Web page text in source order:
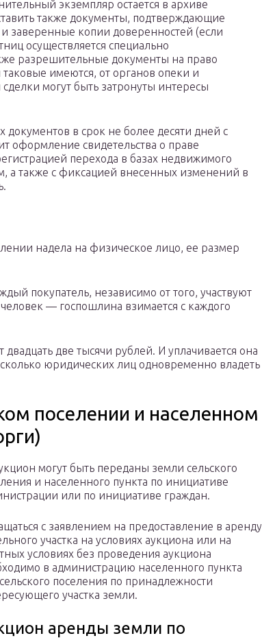
экземпляр остается в архиве
также документы, подтверждающие
заверенные копии доверенностей (если
осуществляется специально
разрешительные документы на право
таковые имеются, от органов опеки и
могут быть затронуты интересы
документов в срок не более десяти дней с
оформление свидетельства о праве
перехода в базах недвижимого
а также с фиксацией внесенных изменений в
надела на физическое лицо, ее размер
покупатель, независимо от того, участвуют
— госпошлина взимается с каждого
две тысячи рублей. И уплачивается она
юридических лиц одновременно владеть
поселении и населенном
могут быть переданы земли сельского
и населенного пункта по инициативе
или по инициативе граждан.
с заявлением на предоставление в аренду
участка на условиях аукциона или на
условиях без проведения аукциона
в администрацию населенного пункта
поселения по принадлежности
участка земли.
аренды земли по